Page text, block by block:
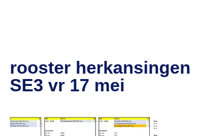
rooster herkansingen
SE3 vr 17 mei